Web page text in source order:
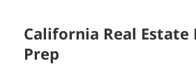
California Real Estate
Prep